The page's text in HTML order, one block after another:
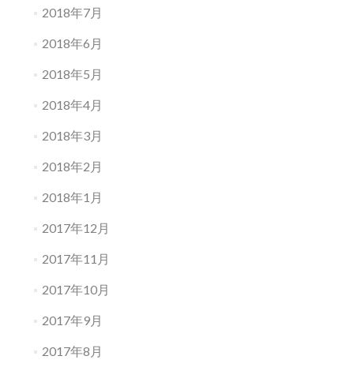
2018年7月
2018年6月
2018年5月
2018年4月
2018年3月
2018年2月
2018年1月
2017年12月
2017年11月
2017年10月
2017年9月
2017年8月